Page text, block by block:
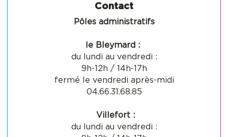
Contact
Pôles administratifs
le Bleymard :
du lundi au vendredi :
9h-12h / 14h-17h
fermé le vendredi après-midi
04.66.31.68.85
Villefort :
du lundi au vendredi :